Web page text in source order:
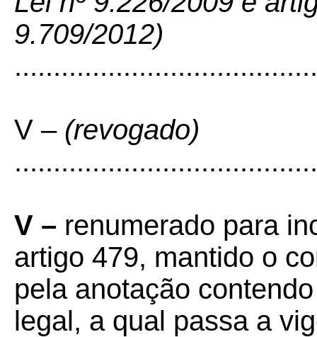
9.709/2012)
V – (revogado)
V – renumerado para
artigo 479, mantido o
pela anotação
legal, a qual passa a